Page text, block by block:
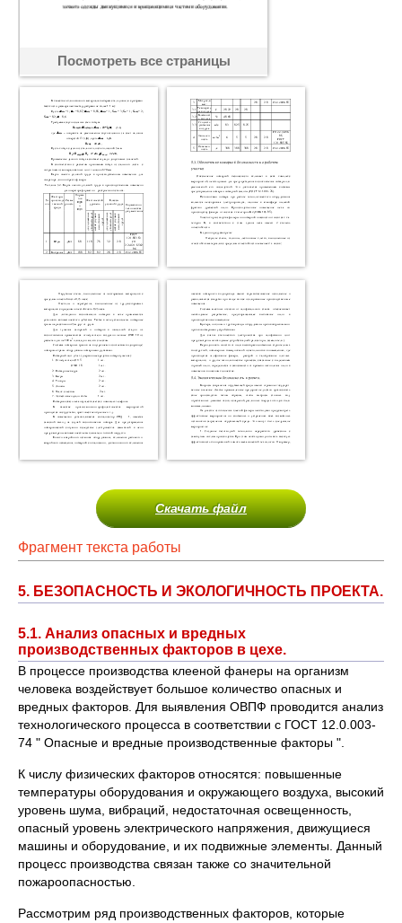
Посмотреть все страницы
Скачать файл
Фрагмент текста работы
5. БЕЗОПАСНОСТЬ И ЭКОЛОГИЧНОСТЬ ПРОЕКТА.
5.1. Анализ опасных и вредных
производственных факторов в цехе.
В процессе производства клееной фанеры на организм
человека воздействует большое количество опасных и
вредных факторов. Для выявления ОВПФ проводится анализ
технологического процесса в соответствии с ГОСТ 12.0.003-
74 " Опасные и вредные производственные факторы ".
К числу физических факторов относятся: повышенные
температуры оборудования и окружающего воздуха, высокий
уровень шума, вибраций, недостаточная освещенность,
опасный уровень электрического напряжения, движущиеся
машины и оборудование, и их подвижные элементы. Данный
процесс производства связан также со значительной
пожароопасностью.
Рассмотрим ряд производственных факторов, которые